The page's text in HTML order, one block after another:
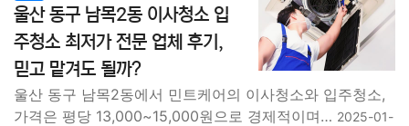
울산 동구 남목2동 이사청소 입
주청소 최저가 전문 업체 후기,
믿고 맡겨도 될까?
울산 동구 남목2동에서 민트케어의 이사청소와 입주청소,
가격은 평당 13,000~15,000원으로 경제적이며… 2025-01-